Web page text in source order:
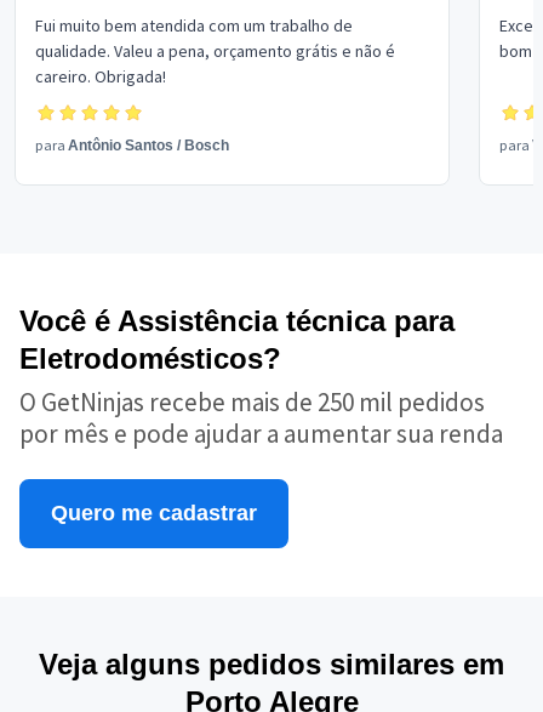
Fui muito bem atendida com um trabalho de
qualidade. Valeu a pena, orçamento grátis e não é
careiro. Obrigada!
para Antônio Santos / Bosch
bom
para
Você é Assistência técnica para
Eletrodomésticos?
O GetNinjas recebe mais de 250 mil pedidos
por mês e pode ajudar a aumentar sua renda
Quero me cadastrar
Veja alguns pedidos similares em
Porto Alegre